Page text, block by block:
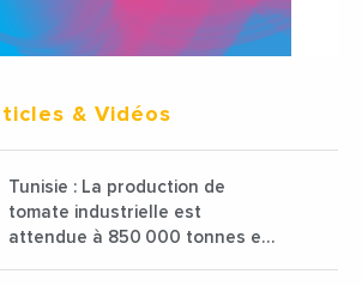
& Vidéos
Tunisie : La production de
tomate industrielle est
attendue à 850 000 tonnes en